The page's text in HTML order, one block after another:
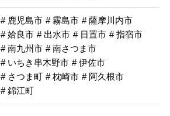
# 鹿児島市 # 霧島市 # 薩摩川内市
# 姶良市 # 出水市 # 日置市 # 指宿市
# 南九州市 # 南さつま市
# いちき串木野市 # 伊佐市
# さつま町 # 枕崎市 # 阿久根市
# 錦江町